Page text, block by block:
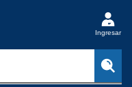
Ingresar